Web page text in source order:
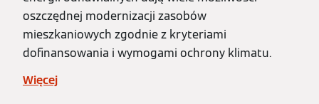
oszczędnej modernizacji zasobów
mieszkaniowych zgodnie z kryteriami
dofinansowania i wymogami ochrony klimatu.
Więcej